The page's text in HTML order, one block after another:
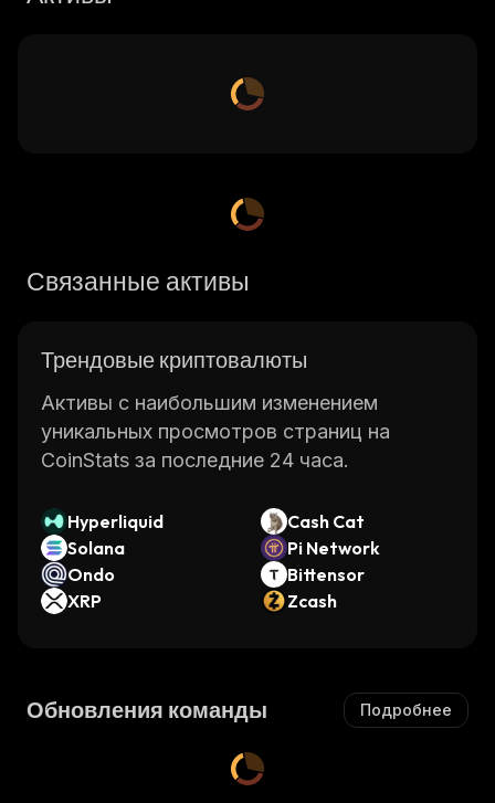
Связанные активы
Трендовые криптовалюты
Активы с наибольшим изменением
уникальных просмотров страниц на
CoinStats за последние 24 часа.
Hyperliquid
Cash Cat
Solana
Pi Network
Ondo
Bittensor
XRP
Zcash
Обновления команды Подробнее